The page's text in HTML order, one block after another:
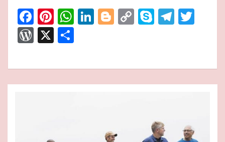
F
a
ce
b
o
Pi
nt
er
es
t
W
s
A
Li
dI
n
Bl
g
er
C
Li
n
S
e
T
gr
a
er
W
d
Pr
X
ar
e